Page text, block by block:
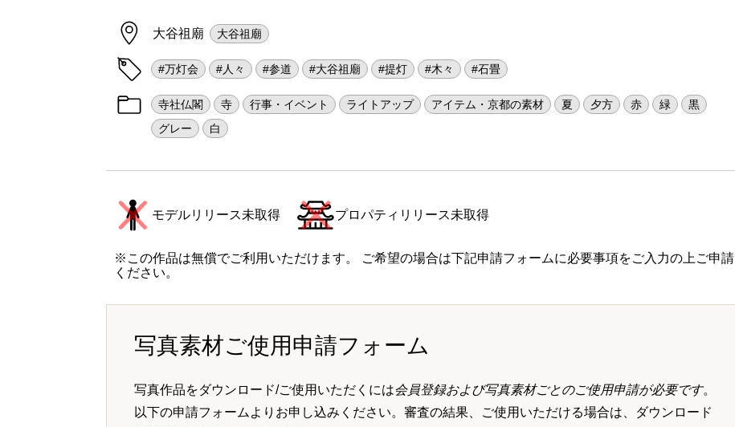
大谷祖廟 大谷祖廟
#万灯会 #人々 #参道 #大谷祖廟 #提灯 #木々 #石畳
寺社仏閣 寺 行事・イベント ライトアップ アイテム・京都の素材 夏 夕方 赤 緑
黒
グレー
白
モデルリリース未取得 プロパティリリース未取得
※この作品は無償でご利用いただけます。 ご希望の場合は下記申請フォームに必要事項をご入力の上ご申請
ください。
写真素材ご使用申請フォーム
写真作品をダウンロード/ご使用いただくには会員登録および写真素材ごとのご使用申請が必要です。
以下の申請フォームよりお申し込みください。審査の結果、ご使用いただける場合は、ダウンロード